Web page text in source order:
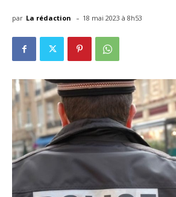
par La rédaction - 18 mai 2023 à 8h53